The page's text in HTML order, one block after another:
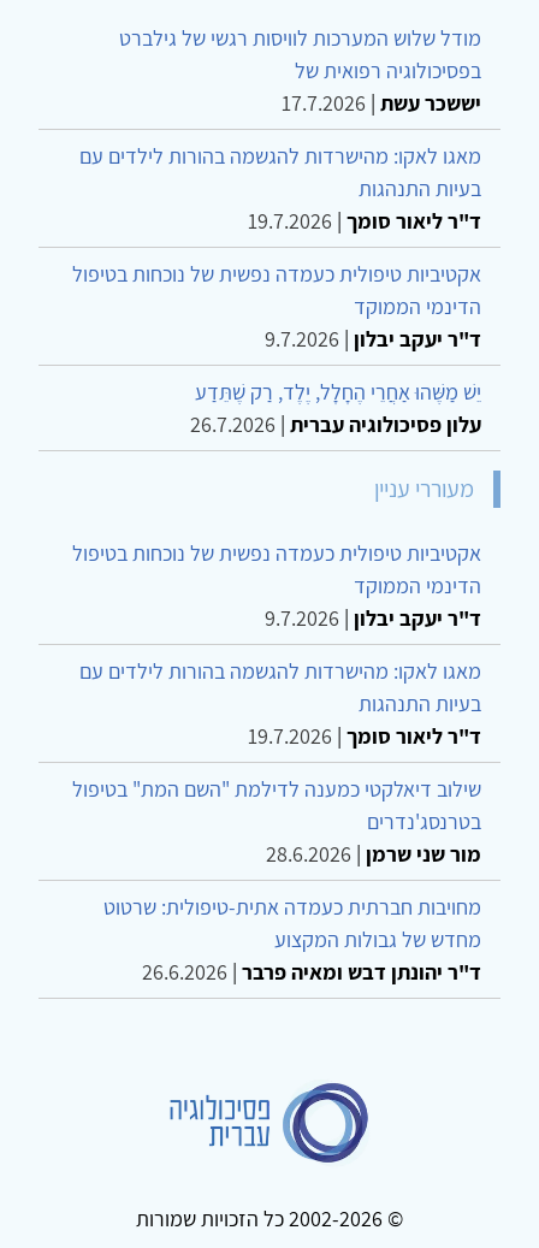
מודל שלוש המערכות לוויסות רגשי של גילברט
בפסיכולוגיה רפואית של
יששכר עשת |
17.7.2026
מאגו לאקו: מהישרדות להגשמה בהורות לילדים עם
בעיות התנהגות
ד"ר ליאור סומך |
19.7.2026
אקטיביות טיפולית כעמדה נפשית של נוכחות בטיפול
הדינמי הממוקד
ד"ר יעקב יבלון |
9.7.2026
יֵשׁ מַשֶּׁהוּ אַחֲרֵי הֶחָלָל, יֶלֶד, רַק שֶׁתֵּדַע
עלון פסיכולוגיה עברית |
26.7.2026
מעוררי עניין
אקטיביות טיפולית כעמדה נפשית של נוכחות בטיפול
הדינמי הממוקד
ד"ר יעקב יבלון |
9.7.2026
מאגו לאקו: מהישרדות להגשמה בהורות לילדים עם
בעיות התנהגות
ד"ר ליאור סומך |
19.7.2026
שילוב דיאלקטי כמענה לדילמת "השם המת" בטיפול
בטרנסג'נדרים
מור שני שרמן |
28.6.2026
מחויבות חברתית כעמדה אתית-טיפולית: שרטוט
מחדש של גבולות המקצוע
ד"ר יהונתן דבש ומאיה פרבר |
26.6.2026
© 2002-2026 כל הזכויות שמורות